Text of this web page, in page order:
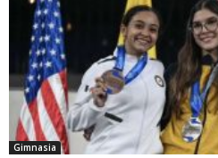
Gimnasia